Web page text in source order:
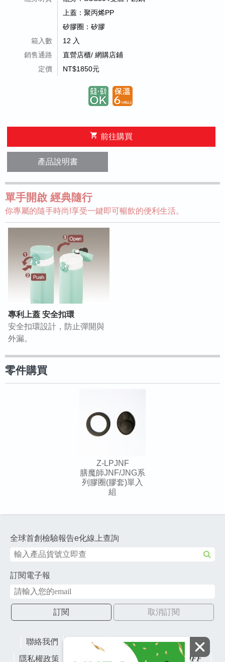
上蓋：聚丙烯PP
矽膠圈：矽膠
箱入數
12 入
銷售通路
直營店櫃/ 網購店鋪
定價
NT$1850元
shopping_cart 前往購買
產品說明書
單手開啟 經典隨行
你專屬的隨手時尚!享受一鍵即可暢飲的便利生活。
專利上蓋 安全扣環
安全扣環設計，防止彈開與
外漏。
零件購買
Z-LPJNF
膳魔師JNF/JNG系
列膠圈(膠套)單入
組
全球首創檢驗報告e化線上查詢
訂閱電子報
訂閱 取消訂閱
聯絡我們 網站地圖
財團法人有容教育基金會
隱私權政策
lifefactory